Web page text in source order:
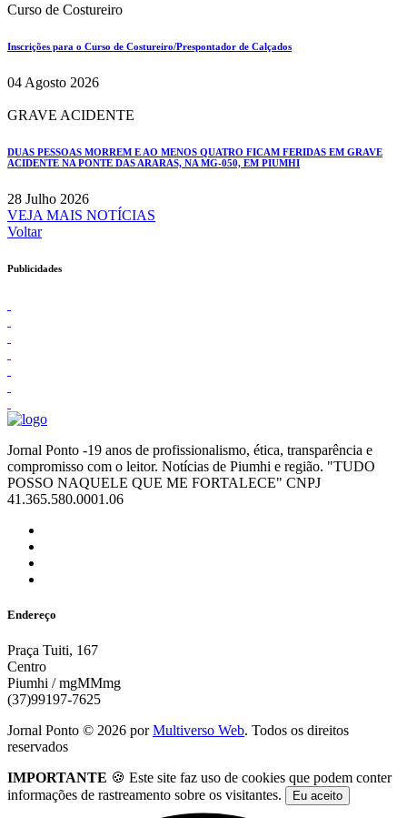
Curso de Costureiro
Inscrições para o Curso de Costureiro/Prespontador de Calçados
04 Agosto 2026
GRAVE ACIDENTE
DUAS PESSOAS MORREM E AO MENOS QUATRO FICAM FERIDAS EM GRAVE
ACIDENTE NA PONTE DAS ARARAS, NA MG-050, EM PIUMHI
28 Julho 2026
VEJA MAIS NOTÍCIAS
Voltar
Publicidades
Jornal Ponto -19 anos de profissionalismo, ética, transparência e
compromisso com o leitor. Notícias de Piumhi e região. "TUDO
POSSO NAQUELE QUE ME FORTALECE" CNPJ
41.365.580.0001.06
Endereço
Praça Tuiti, 167
Centro
Piumhi / mgMMmg
(37)99197-7625
Jornal Ponto © 2026 porMultiverso Web. Todos os direitos
reservados
IMPORTANTE 🍪 Este site faz uso de cookies que podem conter
informações de rastreamento sobre os visitantes.
Eu aceito